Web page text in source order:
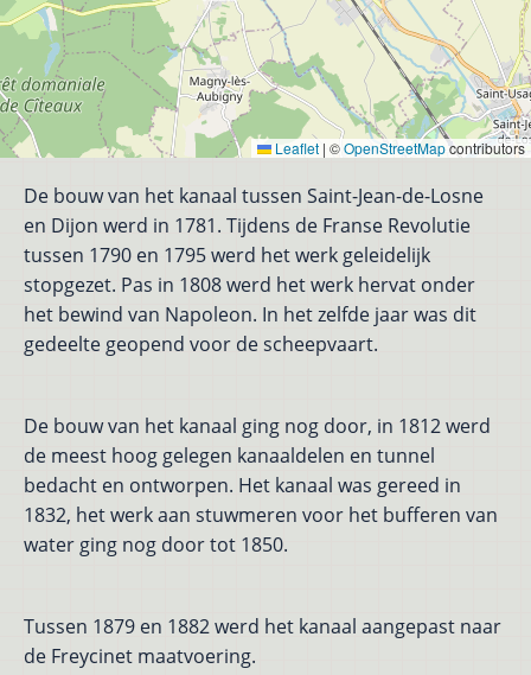
Leaflet | ©OpenStreetMapcontributors
De bouw van het kanaal tussen Saint-Jean-de-Losne
en Dijon werd in 1781. Tijdens de Franse Revolutie
tussen 1790 en 1795 werd het werk geleidelijk
stopgezet. Pas in 1808 werd het werk hervat onder
het bewind van Napoleon. In het zelfde jaar was dit
gedeelte geopend voor de scheepvaart.
De bouw van het kanaal ging nog door, in 1812 werd
de meest hoog gelegen kanaaldelen en tunnel
bedacht en ontworpen. Het kanaal was gereed in
1832, het werk aan stuwmeren voor het bufferen van
water ging nog door tot 1850.
Tussen 1879 en 1882 werd het kanaal aangepast naar
de Freycinet maatvoering.